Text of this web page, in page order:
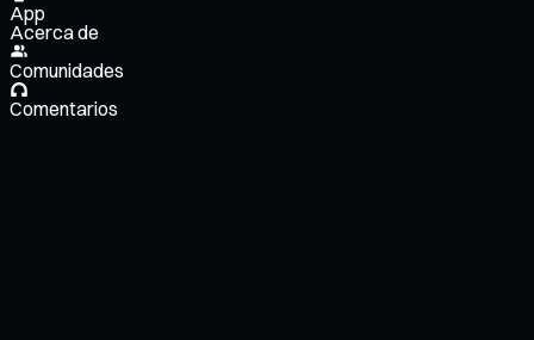
App
Acerca de
Comunidades
Comentarios